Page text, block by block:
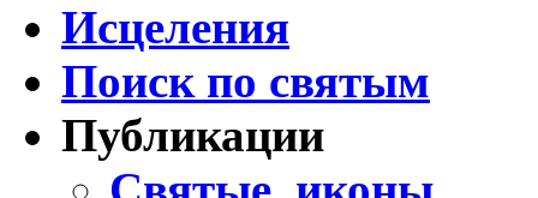
Исцеления
Поиск по святым
Публикации